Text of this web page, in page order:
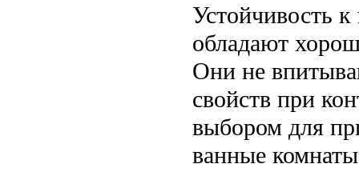
Устойчивость
обладают
Они не
свойств при
выбором для
ванные